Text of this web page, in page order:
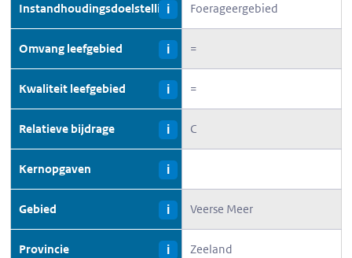
Instandhoudingsdoelstellingi Foerageergebied
Omvang leefgebied i =
Kwaliteit leefgebied i =
Relatieve bijdrage i C
Kernopgaven i
Gebied i Veerse Meer
Provincie i Zeeland